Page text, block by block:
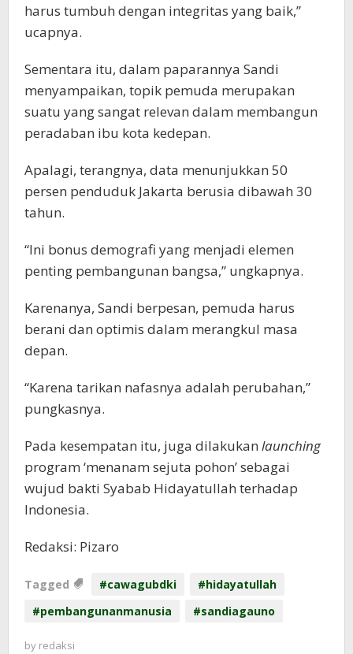
harus tumbuh dengan integritas yang baik,”
ucapnya.
Sementara itu, dalam paparannya Sandi
menyampaikan, topik pemuda merupakan
suatu yang sangat relevan dalam membangun
peradaban ibu kota kedepan.
Apalagi, terangnya, data menunjukkan 50
persen penduduk Jakarta berusia dibawah 30
tahun.
“Ini bonus demografi yang menjadi elemen
penting pembangunan bangsa,” ungkapnya.
Karenanya, Sandi berpesan, pemuda harus
berani dan optimis dalam merangkul masa
depan.
“Karena tarikan nafasnya adalah perubahan,”
pungkasnya.
Pada kesempatan itu, juga dilakukan launching
program ‘menanam sejuta pohon’ sebagai
wujud bakti Syabab Hidayatullah terhadap
Indonesia.
Redaksi: Pizaro
Tagged #cawagubdki
#hidayatullah
#pembangunanmanusia
#sandiagauno
by redaksi